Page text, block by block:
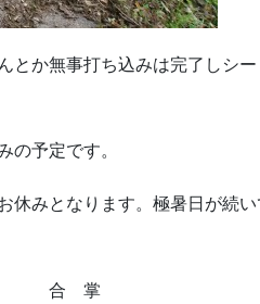
とか無事打ち込みは完了しシ
の予定です。
休みとなります。極暑日が続
久 合 掌